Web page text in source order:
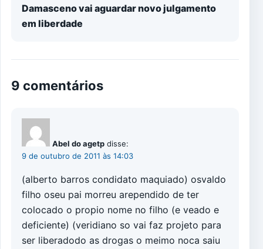
Damasceno vai aguardar novo julgamento
em liberdade
9 comentários
Abel do agetp disse:
9 de outubro de 2011 às 14:03
(alberto barros condidato maquiado) osvaldo
filho oseu pai morreu arependido de ter
colocado o propio nome no filho (e veado e
deficiente) (veridiano so vai faz projeto para
ser liberadodo as drogas o meimo noca saiu